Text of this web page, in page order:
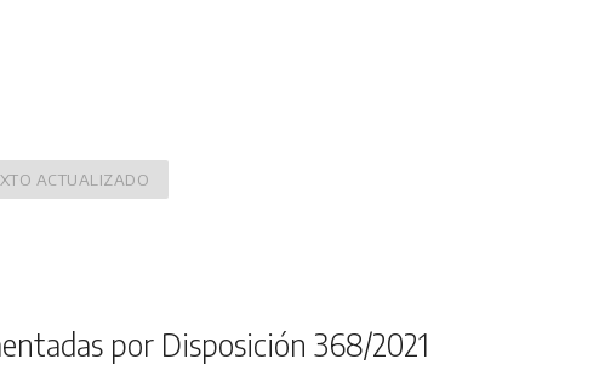
ACTUALIZADO
por Disposición 368/2021